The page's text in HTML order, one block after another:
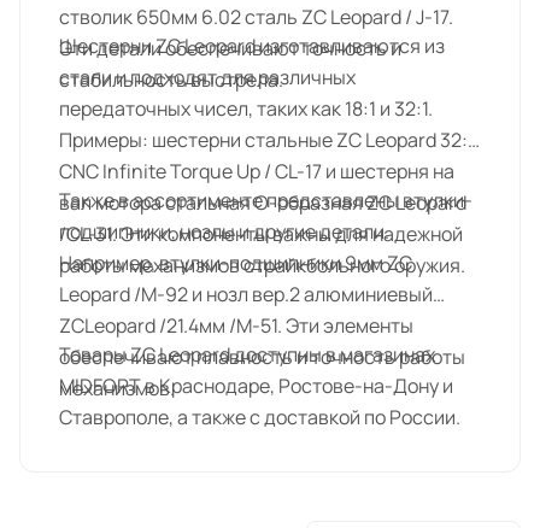
стволик 650мм 6.02 сталь ZC Leopard / J-17.
Эти детали обеспечивают точность и
стабильность выстрела.
Шестерни ZC Leopard изготавливаются из
стали и подходят для различных
передаточных чисел, таких как 18:1 и 32:1.
Примеры: шестерни стальные ZC Leopard 32:1
CNC Infinite Torque Up / CL-17 и шестерня на
вал мотора стальная O-образная ZC Leopard
/CL-31. Эти компоненты важны для надежной
работы механизмов страйкбольного оружия.
Также в ассортименте представлены втулки-
подшипники, нозлы и другие детали.
Например, втулки-подшипники 9мм ZC
Leopard /M-92 и нозл вер.2 алюминиевый
ZCLeopard /21.4мм /M-51. Эти элементы
обеспечивают плавность и точность работы
механизмов.
Товары ZC Leopard доступны в магазинах
MIDFORT в Краснодаре, Ростове-на-Дону и
Ставрополе, а также с доставкой по России.